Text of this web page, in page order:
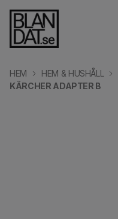
HEM HEM & HUSHÅLL
KÄRCHER ADAPTER B